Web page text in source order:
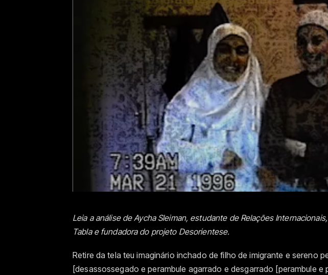
Leia a análise de Aycha Sleiman, estudante de Relações
Tabla e fundadora do projeto Desorientese.
Retire da tela teu imaginário inchado de filho de imigrante e sereno
[desassossegado e perambule agarrado e desgarrado [perambule e